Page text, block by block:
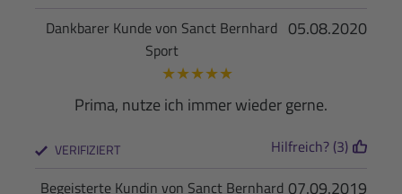
05.08.2020
Dankbarer Kunde von Sanct Bernhard
Sport
★★★★★
Prima, nutze ich immer wieder gerne.
VERIFIZIERT Hilfreich? (3)
07.09.2019
Begeisterte Kundin von Sanct Bernhard